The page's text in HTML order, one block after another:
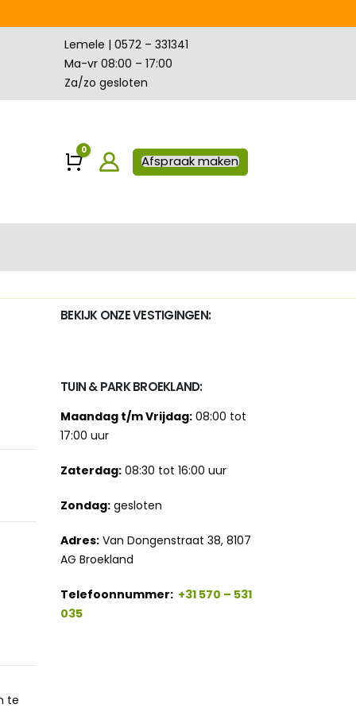
Lemele | 0572 – 331341
Ma-vr 08:00 – 17:00
Za/zo gesloten
Winkelwagen
0
Afspraak maken
te
BEKIJK ONZE VESTIGINGEN:
TUIN & PARK BROEKLAND:
Maandag t/m Vrijdag: 08:00 tot
17:00 uur
Zaterdag: 08:30 tot 16:00 uur
Zondag: gesloten
Adres: Van Dongenstraat 38, 8107
AG Broekland
Telefoonnummer: +31 570 – 531
035